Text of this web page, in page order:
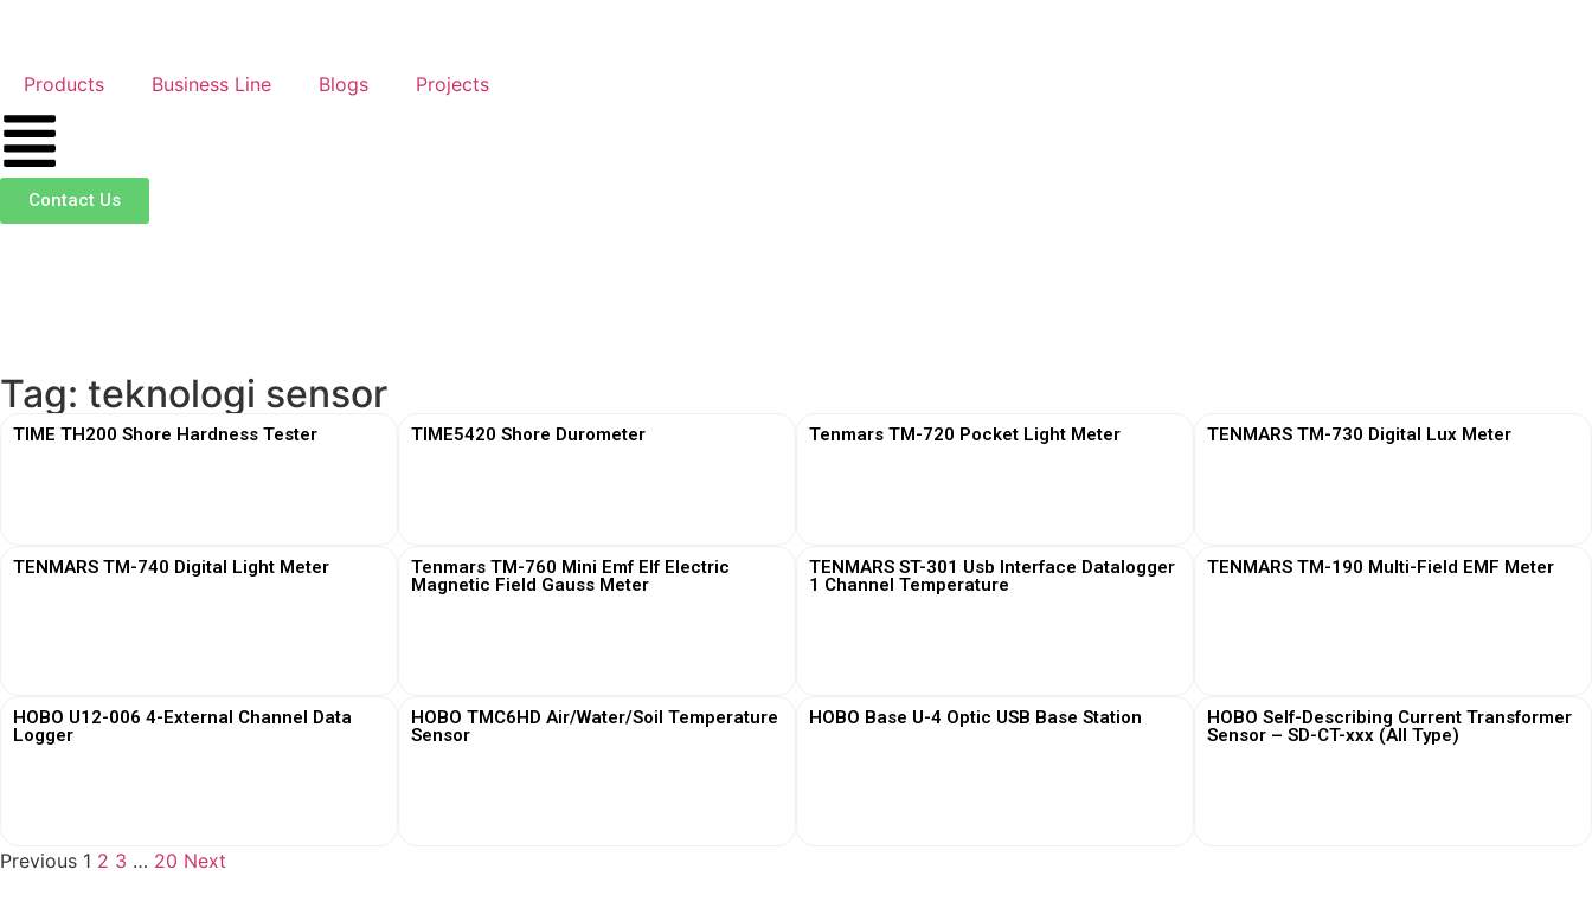
Products Business Line Blogs Projects
Contact Us
Tag: teknologi sensor
TIME TH200 Shore Hardness Tester TIME5420 Shore Durometer Tenmars TM-720 Pocket Light Meter TENMARS TM-730 Digital Lux Meter
TENMARS TM-740 Digital Light Meter
Tenmars TM-760 Mini Emf Elf Electric
Magnetic Field Gauss Meter
TENMARS ST-301 Usb Interface Datalogger
1 Channel Temperature
TENMARS TM-190 Multi-Field EMF Meter
HOBO U12-006 4-External Channel Data
Logger
HOBO TMC6HD Air/Water/Soil Temperature
Sensor
HOBO Base U-4 Optic USB Base Station
HOBO Self-Describing Current Transformer
Sensor – SD-CT-xxx (All Type)
Previous 1 2 3 … 20 Next